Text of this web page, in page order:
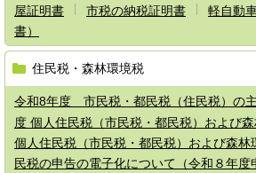
屋証明書
市税の納税証明書
軽自動
書）
住民税・森林環境税
令和8年度 市民税・都民税（住民税）の
度 個人住民税（市民税・都民税）および
個人住民税（市民税・都民税）および森林
民税の申告の電子化について（令和８年度